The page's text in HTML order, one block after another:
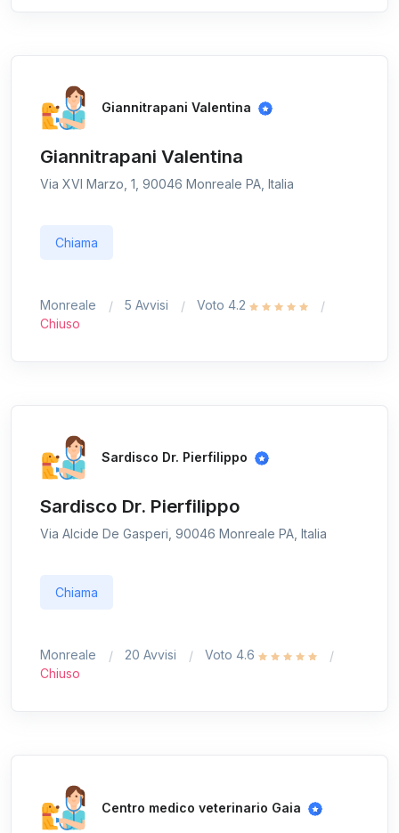
Giannitrapani Valentina
Giannitrapani Valentina
Via XVI Marzo, 1, 90046 Monreale PA, Italia
Chiama
Monreale 5 Avvisi
Voto 4.2
Chiuso
Sardisco Dr. Pierfilippo
Sardisco Dr. Pierfilippo
Via Alcide De Gasperi, 90046 Monreale PA, Italia
Chiama
Monreale 20 Avvisi
Voto 4.6
Chiuso
Centro medico veterinario Gaia